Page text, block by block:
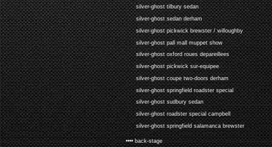
silver-ghost tilbury sedan
silver-ghost sedan derham
silver-ghost pickwick brewster / willoughby
silver-ghost pall mall muppet show
silver-ghost oxford roues depareillees
silver-ghost pickwick sur-equipee
silver-ghost coupe two-doors derham
silver-ghost springfield roadster special
silver-ghost sudbury sedan
silver-ghost roadster special campbell
silver-ghost springfield salamanca brewster
•••• back-stage